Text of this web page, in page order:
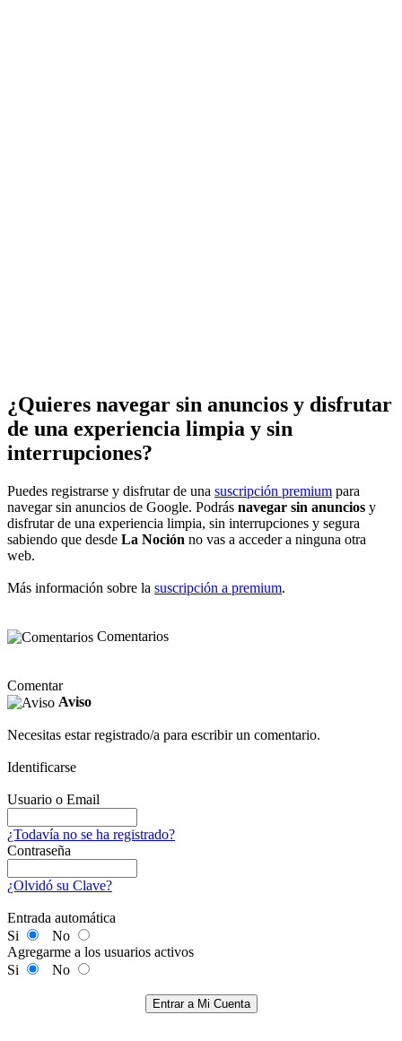
¿Quieres navegar sin anuncios y disfrutar
de una experiencia limpia y sin
interrupciones?
Puedes registrarse y disfrutar de una suscripción premium para
navegar sin anuncios de Google. Podrás navegar sin anuncios y
disfrutar de una experiencia limpia, sin interrupciones y segura
sabiendo que desde La Noción no vas a acceder a ninguna otra
web.
Más información sobre la suscripción a premium.
Comentarios
Comentar
Aviso
Necesitas estar registrado/a para escribir un comentario.
Identificarse
Usuario o Email
¿Todavía no se ha registrado?
Contraseña
¿Olvidó su Clave?
Entrada automática
Si
No
Agregarme a los usuarios activos
Si
No
Entrar a Mi Cuenta